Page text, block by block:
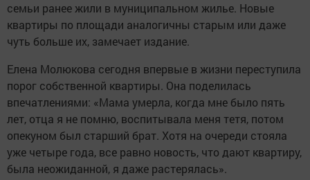
семьи ранее жили в муниципальном жилье. Новые
квартиры по площади аналогичны старым или даже
чуть больше их, замечает издание.
Елена Молюкова сегодня впервые в жизни переступила
порог собственной квартиры. Она поделилась
впечатлениями: «Мама умерла, когда мне было пять
лет, отца я не помню, воспитывала меня тетя, потом
опекуном был старший брат. Хотя на очереди стояла
уже четыре года, все равно новость, что дают квартиру,
была неожиданной, я даже растерялась».